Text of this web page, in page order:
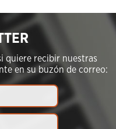
quiere recibir nuestras
en su buzón de correo: